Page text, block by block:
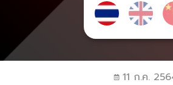
11 ก.ค.